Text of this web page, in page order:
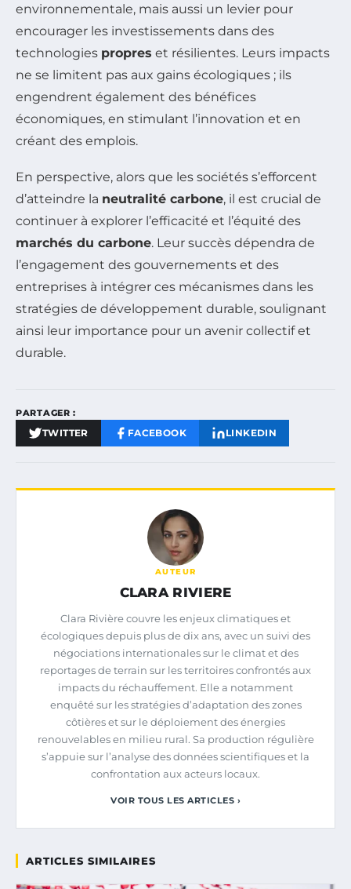
environnementale, mais aussi un levier pour
encourager les investissements dans des
technologies propres et résilientes. Leurs impacts
ne se limitent pas aux gains écologiques ; ils
engendrent également des bénéfices
économiques, en stimulant l’innovation et en
créant des emplois.
En perspective, alors que les sociétés s’efforcent
d’atteindre la neutralité carbone, il est crucial de
continuer à explorer l’efficacité et l’équité des
marchés du carbone. Leur succès dépendra de
l’engagement des gouvernements et des
entreprises à intégrer ces mécanismes dans les
stratégies de développement durable, soulignant
ainsi leur importance pour un avenir collectif et
durable.
PARTAGER :
TWITTER FACEBOOK LINKEDIN
AUTEUR
CLARA RIVIERE
Clara Rivière couvre les enjeux climatiques et
écologiques depuis plus de dix ans, avec un suivi des
négociations internationales sur le climat et des
reportages de terrain sur les territoires confrontés aux
impacts du réchauffement. Elle a notamment
enquêté sur les stratégies d’adaptation des zones
côtières et sur le déploiement des énergies
renouvelables en milieu rural. Sa production régulière
s’appuie sur l’analyse des données scientifiques et la
confrontation aux acteurs locaux.
VOIR TOUS LES ARTICLES ›
ARTICLES SIMILAIRES